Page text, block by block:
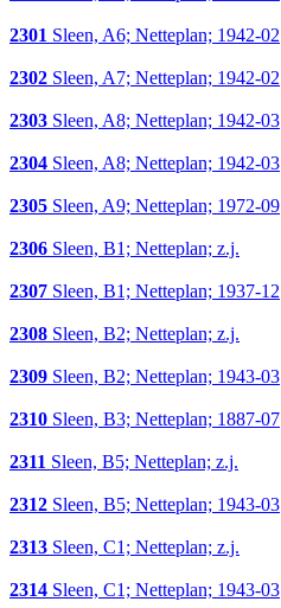
2301 Sleen, A6; Netteplan; 1942-02
2302 Sleen, A7; Netteplan; 1942-02
2303 Sleen, A8; Netteplan; 1942-03
2304 Sleen, A8; Netteplan; 1942-03
2305 Sleen, A9; Netteplan; 1972-09
2306 Sleen, B1; Netteplan; z.j.
2307 Sleen, B1; Netteplan; 1937-12
2308 Sleen, B2; Netteplan; z.j.
2309 Sleen, B2; Netteplan; 1943-03
2310 Sleen, B3; Netteplan; 1887-07
2311 Sleen, B5; Netteplan; z.j.
2312 Sleen, B5; Netteplan; 1943-03
2313 Sleen, C1; Netteplan; z.j.
2314 Sleen, C1; Netteplan; 1943-03